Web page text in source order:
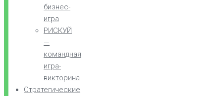
бизнес-
игра
РИСКУЙ
—
командная
игра-
викторина
Стратегические